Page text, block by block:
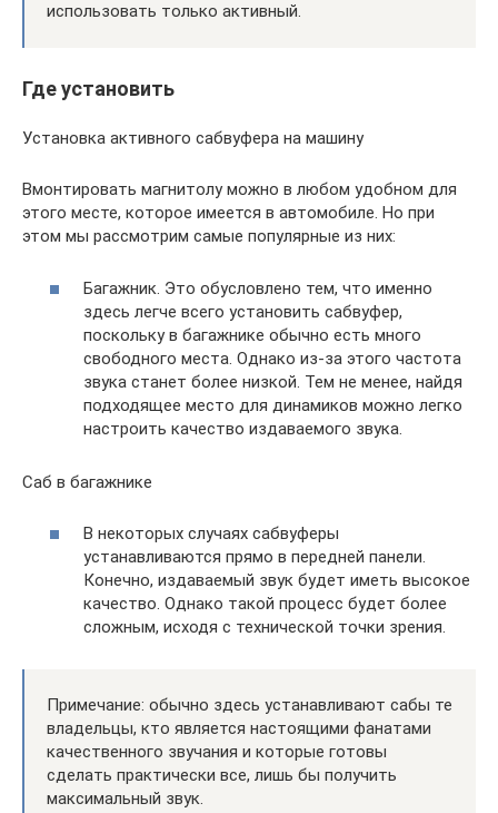
использовать только активный.
Где установить
Установка активного сабвуфера на машину
Вмонтировать магнитолу можно в любом удобном для
этого месте, которое имеется в автомобиле. Но при
этом мы рассмотрим самые популярные из них:
Багажник. Это обусловлено тем, что именно
здесь легче всего установить сабвуфер,
поскольку в багажнике обычно есть много
свободного места. Однако из-за этого частота
звука станет более низкой. Тем не менее, найдя
подходящее место для динамиков можно легко
настроить качество издаваемого звука.
Саб в багажнике
В некоторых случаях сабвуферы
устанавливаются прямо в передней панели.
Конечно, издаваемый звук будет иметь высокое
качество. Однако такой процесс будет более
сложным, исходя с технической точки зрения.
Примечание: обычно здесь устанавливают сабы те
владельцы, кто является настоящими фанатами
качественного звучания и которые готовы
сделать практически все, лишь бы получить
максимальный звук.